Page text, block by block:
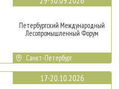
Петербургский Международный
Лесопромышленный Форум
Санкт-Петербург
17-20.10.2026